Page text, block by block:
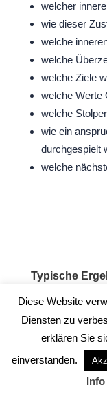
welcher
wie dieser
welche
welche
welche Ziele
welche Werte
welche
wie ein
durchgespielt
welche
Typische
mehr innere
mehr Fokus
klarere Ziele
bessere
Diese Website
Diensten zu
erklären Sie
einverstanden.